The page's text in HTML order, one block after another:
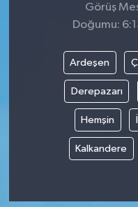
Görüş
Doğumu:
Ardeşen
Derepazarı
Hemşin
Kalkandere